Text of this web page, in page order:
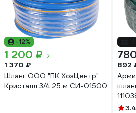
-12%
1 200 ₽
1 370 ₽
Шланг ООО "ПК ХозЦентр"
Кристалл 3/4 25 м СИ-01500
892
3.4